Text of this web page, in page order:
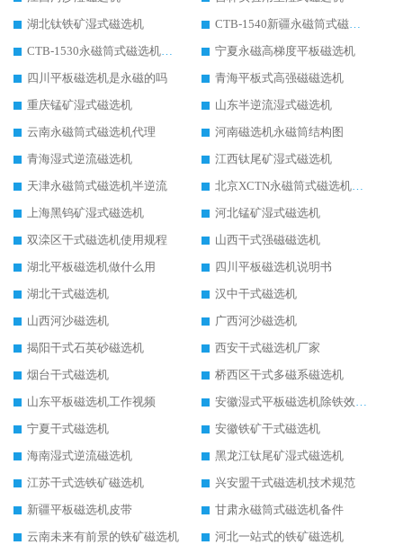
湖北钛铁矿湿式磁选机
CTB-1540新疆永磁筒式磁选机
CTB-1530永磁筒式磁选机代理商
宁夏永磁高梯度平板磁选机
四川平板磁选机是永磁的吗
青海平板式高强磁磁选机
重庆锰矿湿式磁选机
山东半逆流湿式磁选机
云南永磁筒式磁选机代理
河南磁选机永磁筒结构图
青海湿式逆流磁选机
江西钛尾矿湿式磁选机
天津永磁筒式磁选机半逆流
北京XCTN永磁筒式磁选机磁块位置
上海黑钨矿湿式磁选机
河北锰矿湿式磁选机
双滦区干式磁选机使用规程
山西干式强磁磁选机
湖北平板磁选机做什么用
四川平板磁选机说明书
湖北干式磁选机
汉中干式磁选机
山西河沙磁选机
广西河沙磁选机
揭阳干式石英砂磁选机
西安干式磁选机厂家
烟台干式磁选机
桥西区干式多磁系磁选机
山东平板磁选机工作视频
安徽湿式平板磁选机除铁效果怎么样
宁夏干式磁选机
安徽铁矿干式磁选机
海南湿式逆流磁选机
黑龙江钛尾矿湿式磁选机
江苏干式选铁矿磁选机
兴安盟干式磁选机技术规范
新疆平板磁选机皮带
甘肃永磁筒式磁选机备件
云南未来有前景的铁矿磁选机
河北一站式的铁矿磁选机